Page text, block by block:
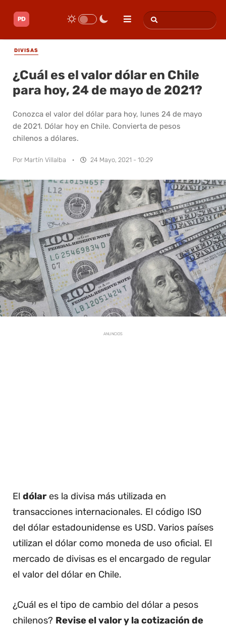
DIVISAS
¿Cuál es el valor dólar en Chile
para hoy, 24 de mayo de 2021?
Conozca el valor del dólar para hoy, lunes 24 de mayo
de 2021. Dólar hoy en Chile. Convierta de pesos
chilenos a dólares.
Por Martín Villalba · 24 Mayo, 2021 - 10:29
ANUNCIOS
El dólares la divisa más utilizada en
transacciones internacionales. El código ISO
del dólar estadounidense es USD. Varios países
utilizan el dólar como moneda de uso oficial. El
mercado de divisas es el encargado de regular
el valor del dólar en Chile.
¿Cuál es el tipo de cambio del dólar a pesos
chilenos? Revise el valor y la cotización de